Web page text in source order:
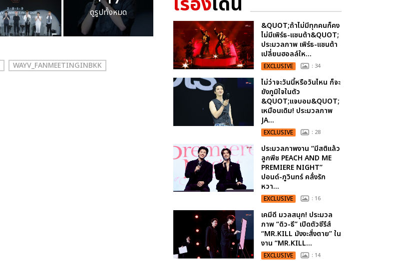
ดูรูปทั้งหมด
WAYV_FANMEETINGINBKK
&QUOT;ถ้าไม่มีทุกคนก็คง
ไม่มีเพิร์ธ-แซนต้า&QUOT;
ประมวลภาพ เพิร์ธ-แซนต้า
เปลี่ยนฮอลล์ให...
EXCLUSIVE : 34
ไม่ว่าจะวันนี้หรือวันไหน ก็จะ
ยังภูมิใจในตัว
&QUOT;แจบอม&QUOT;
เหมือนเดิม! ประมวลภาพ
JA...
EXCLUSIVE : 28
ประมวลภาพงาน “มีสติแล้ว
ลูกพีช PEACH AND ME
PREMIERE NIGHT”
ปอนด์-ภูวินทร์ คลั่งรัก
หวา...
EXCLUSIVE : 16
เคมีดี มวลสนุก! ประมวล
ภาพ “ดิว-ธี” เปิดตัวซีรีส์
“MR.KILL มังงะสั่งตาย” ใน
งาน “MR.KILL...
EXCLUSIVE : 14